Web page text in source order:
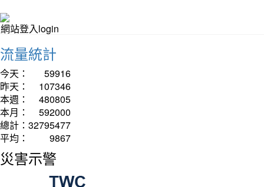
網站登入login
流量統計
今天：
59916
昨天：
107346
本週：
480805
本月：
592000
總計： 32795477
平均：
9867
災害示警